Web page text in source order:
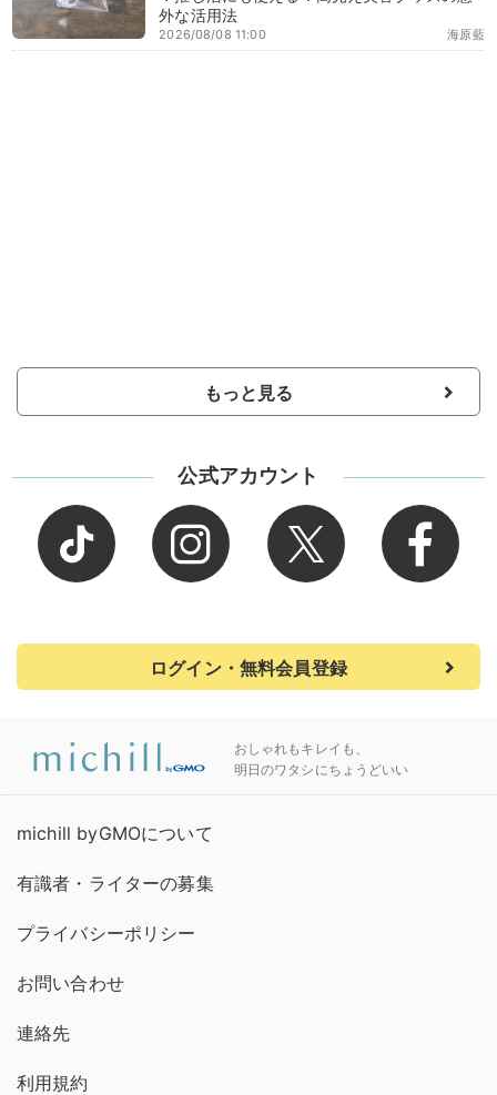
外な活用法
海原藍
2026/08/08 11:00
もっと見る
公式アカウント
ログイン・無料会員登録
おしゃれもキレイも、
明日のワタシにちょうどいい
michill byGMOについて
有識者・ライターの募集
プライバシーポリシー
お問い合わせ
連絡先
利用規約